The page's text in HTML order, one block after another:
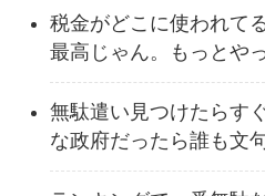
税金がどこに使われて
最高じゃん。もっとや
無駄遣い見つけたらす
な政府だったら誰も文